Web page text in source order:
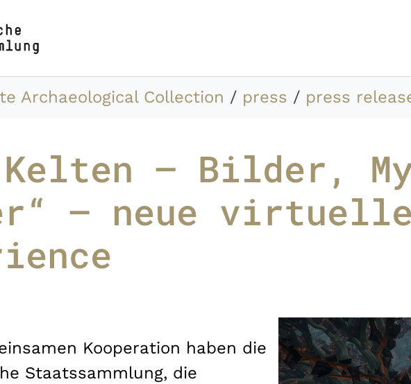
Archaeological Collection press press
Kelten – Bilder,
– neue virtuelle
Kooperation haben die
Staatssammlung, die